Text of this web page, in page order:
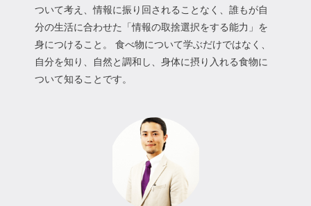
ついて考え、情報に振り回されることなく、誰もが自
分の生活に合わせた「情報の取捨選択をする能力」を
身につけること。 食べ物について学ぶだけではなく、
自分を知り、自然と調和し、身体に摂り入れる食物に
ついて知ることです。